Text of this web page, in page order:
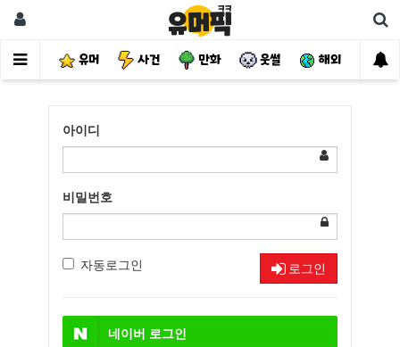
유머 사건 만화 웃썰 해외 핫
아이디
비밀번호
자동로그인 로그인
네이버 로그인